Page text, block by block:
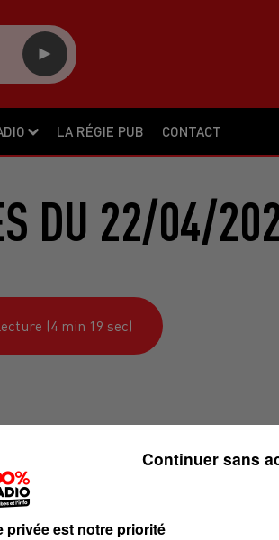
LA RÉGIE PUB CONTACT
DU 22/04/
(4 min 19 sec)
privée est notre priorité
Continuer sans